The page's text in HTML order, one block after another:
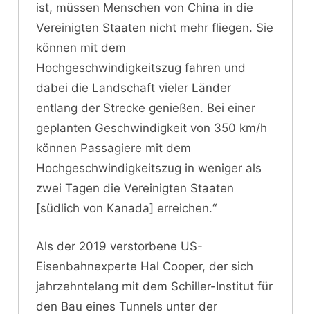
ist, müssen Menschen von China in die
Vereinigten Staaten nicht mehr fliegen. Sie
können mit dem
Hochgeschwindigkeitszug fahren und
dabei die Landschaft vieler Länder
entlang der Strecke genießen. Bei einer
geplanten Geschwindigkeit von 350 km/h
können Passagiere mit dem
Hochgeschwindigkeitszug in weniger als
zwei Tagen die Vereinigten Staaten
[südlich von Kanada] erreichen.“
Als der 2019 verstorbene US-
Eisenbahnexperte Hal Cooper, der sich
jahrzehntelang mit dem Schiller-Institut für
den Bau eines Tunnels unter der